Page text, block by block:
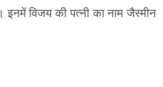
इनमें विजय की पत्नी का नाम जैस्मीन